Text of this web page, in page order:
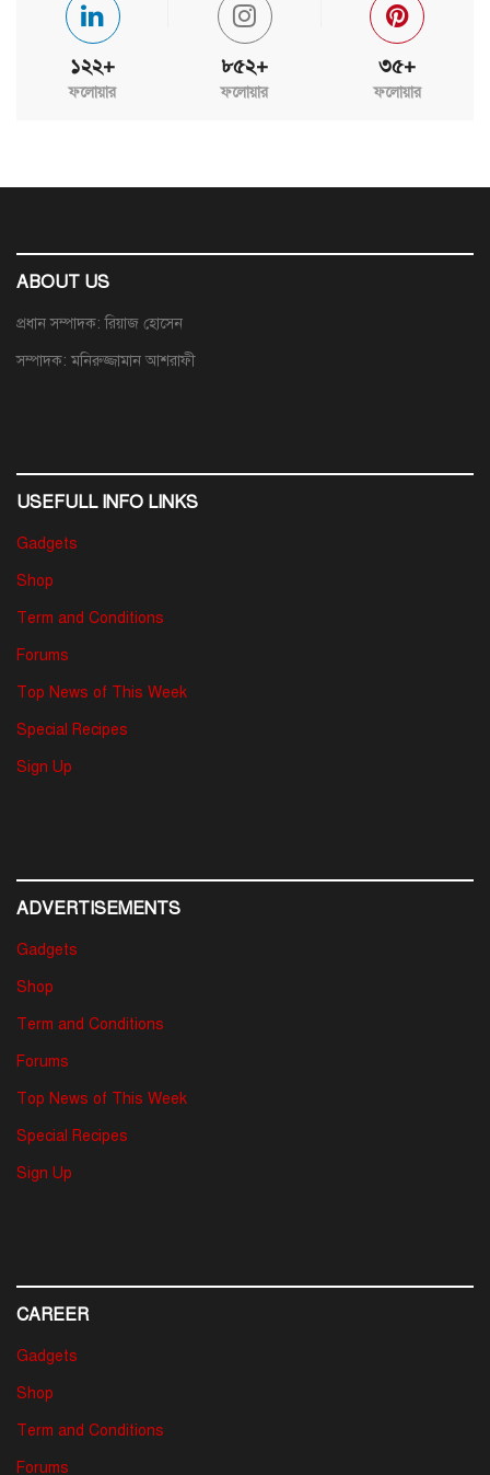
১২২+
ফলোয়ার
৮৫২+
ফলোয়ার
৩৫+
ফলোয়ার
ABOUT US
প্রধান সম্পাদক: রিয়াজ হোসেন
সম্পাদক: মনিরুজ্জামান আশরাফী
USEFULL INFO LINKS
Gadgets
Shop
Term and Conditions
Forums
Top News of This Week
Special Recipes
Sign Up
ADVERTISEMENTS
Gadgets
Shop
Term and Conditions
Forums
Top News of This Week
Special Recipes
Sign Up
CAREER
Gadgets
Shop
Term and Conditions
Forums